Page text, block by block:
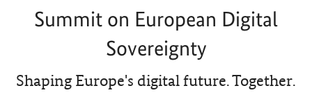
Summit on European Digital
Sovereignty
Shaping Europe's digital future. Together.